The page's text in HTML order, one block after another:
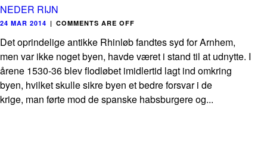
NEDER RIJN
24 MAR 2014 | COMMENTS ARE OFF
Det oprindelige antikke Rhinløb fandtes syd for Arnhem,
men var ikke noget byen, havde været i stand til at udnytte. I
årene 1530-36 blev flodløbet imidlertid lagt ind omkring
byen, hvilket skulle sikre byen et bedre forsvar i de
krige, man førte mod de spanske habsburgere og...